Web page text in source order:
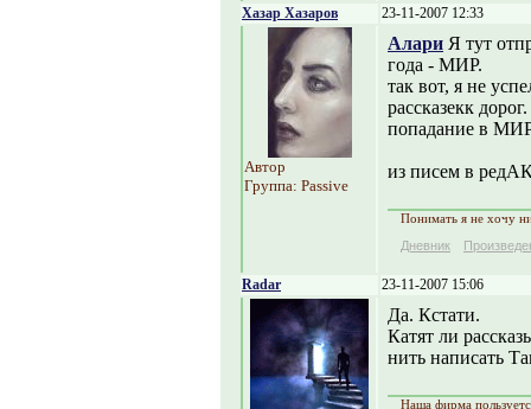
Хазар Хазаров 23-11-2007 12:33
Автор
Группа: Passive
Алари Я тут
года - МИР.
так вот, я не
рассказекк
попадание в
из писем в
Понимать я не хочу
Дневник
Radar 23-11-2007 15:06
Да. Кстати.
Катят ли
нить написать
Наша фирма